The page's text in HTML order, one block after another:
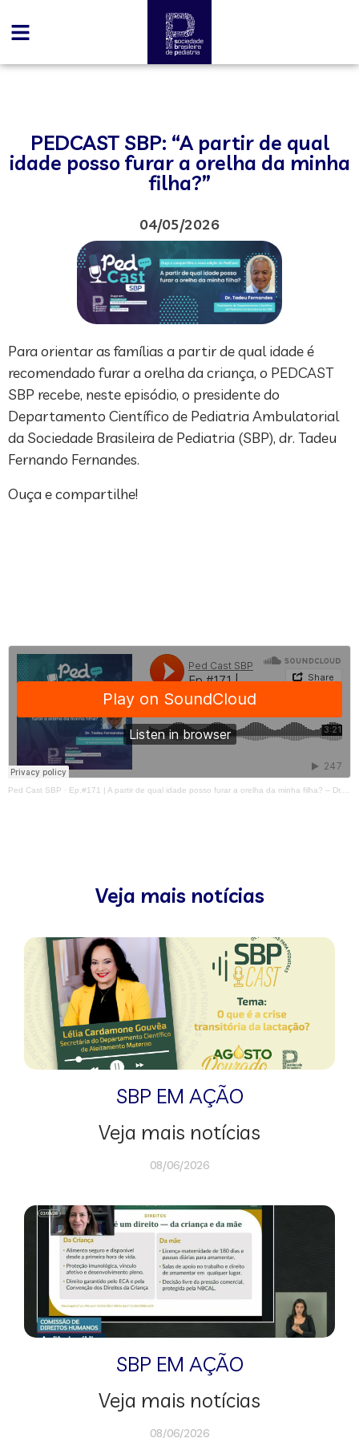
PEDCAST SBP: “A partir de qual
idade posso furar a orelha da minha
filha?”
04/05/2026
Para orientar as famílias a partir de qual idade é
recomendado furar a orelha da criança, o PEDCAST
SBP recebe, neste episódio, o presidente do
Departamento Científico de Pediatria Ambulatorial
da Sociedade Brasileira de Pediatria (SBP), dr. Tadeu
Fernando Fernandes.
Ouça e compartilhe!
Ped Cast SBP · Ep.#171 | A partir de qual idade posso furar a orelha da minha filha? – Dr. Tadeu Fernando Fernandes
Veja mais notícias
SBP EM AÇÃO
Veja mais notícias
08/06/2026
SBP EM AÇÃO
Veja mais notícias
08/06/2026